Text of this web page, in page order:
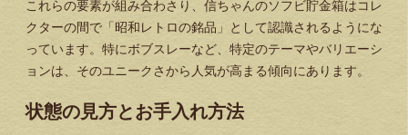
これらの要素が組み合わさり、信ちゃんのソフビ貯金箱はコレ
クターの間で「昭和レトロの銘品」として認識されるようにな
っています。特にボブスレーなど、特定のテーマやバリエーシ
ョンは、そのユニークさから人気が高まる傾向にあります。
状態の見方とお手入れ方法